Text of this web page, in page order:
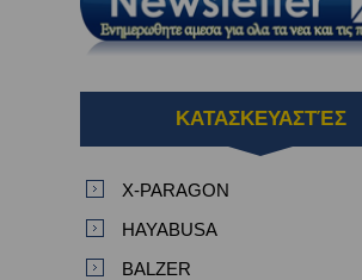
ΚΑΤΑΣΚΕΥΑΣΤΈΣ
X-PARAGON
HAYABUSA
BALZER